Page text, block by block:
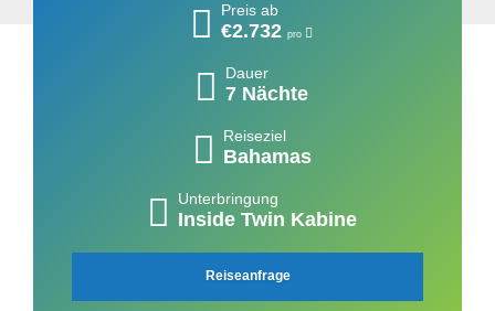
Preis ab
€2.732 pro
Dauer
7 Nächte
Reiseziel
Bahamas
Unterbringung
Inside Twin Kabine
Reiseanfrage